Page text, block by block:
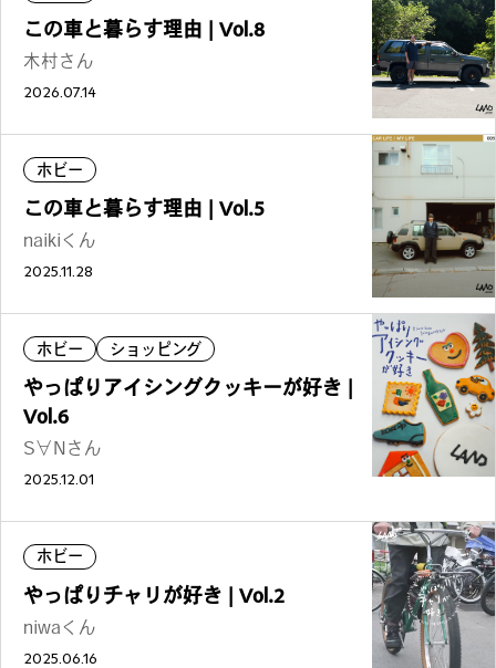
のマチの、一歩先を一緒に探してくれる仲間「サポー
ター」を募集中！公式LINEで編集部と直接チャットで
やりとりできる場所。おすすめのお店や特集してほし
この車と暮らす理由 | Vol.8
木村さん
2026.07.14
ホビー
この車と暮らす理由 | Vol.5
naikiくん
2025.11.28
ホビー ショッピング
やっぱりアイシングクッキーが好き |
Vol.6
S∀Nさん
2025.12.01
ホビー
やっぱりチャリが好き | Vol.2
niwaくん
2025.06.16